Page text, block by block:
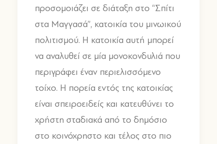
προσομοιάζει σε διάταξη στο “Σπίτι
στα Μαγγασά”, κατοικία του μινωικού
πολιτισμού. Η κατοικία αυτή μπορεί
να αναλυθεί σε μία μονοκονδυλιά που
περιγράφει έναν περιελισσόμενο
τοίχο. Η πορεία εντός της κατοικίας
είναι σπειροειδείς και κατευθύνει το
χρήστη σταδιακά από το δημόσιο
στο κοινόχρηστο και τέλος στο πιο